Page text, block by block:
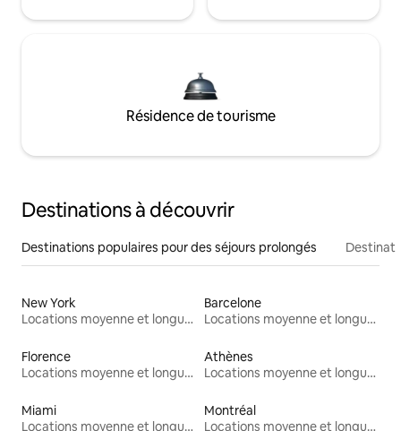
Résidence de tourisme
Destinations à découvrir
Destinations populaires pour des séjours prolongés
New York
Locations moyenne et longue durée
Barcelone
Locations moyenne et longue durée
Florence
Locations moyenne et longue durée
Athènes
Locations moyenne et longue durée
Miami
Locations moyenne et longue durée
Montréal
Locations moyenne et longue durée